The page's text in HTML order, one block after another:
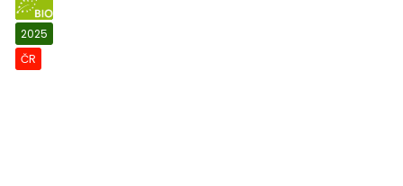
BIO
2025
ČR